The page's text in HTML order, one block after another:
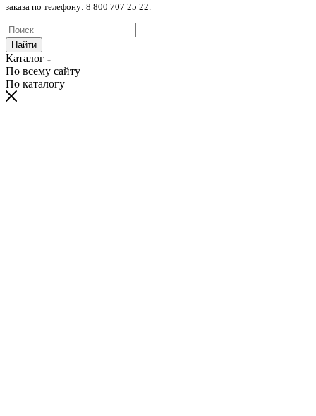
заказа по телефону: 8 800 707 25 22.
Найти
Каталог
По всему сайту
По каталогу